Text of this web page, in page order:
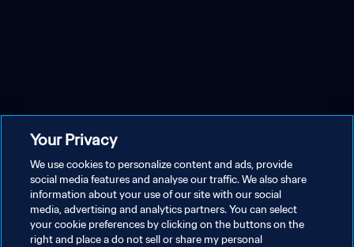
Your Privacy
We use cookies to personalize content and ads, provide
social media features and analyse our traffic. We also share
information about your use of our site with our social
media, advertising and analytics partners. You can select
your cookie preferences by clicking on the buttons on the
right and place a do not sell or share my personal